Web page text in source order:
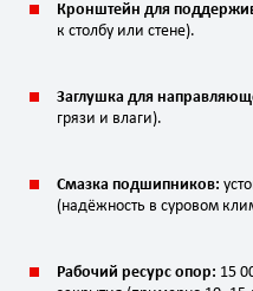
Кронштейн для
к столбу или стене).
Заглушка для
грязи и влаги).
Смазка подшипников:
(надёжность в суровом
Рабочий ресурс опор: 15